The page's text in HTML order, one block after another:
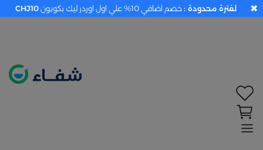
لفترة محدودة : خصم اضافي 10% علي اول اوردر ليك بكوبون CHJ10 ✖